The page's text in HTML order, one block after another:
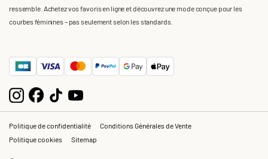
ressemble. Achetez vos favoris en ligne et découvrez une mode conçue pour les
courbes féminines – pas seulement selon les standards.
Politique de confidentialité
Conditions Générales de Vente
Politique cookies
Sitemap